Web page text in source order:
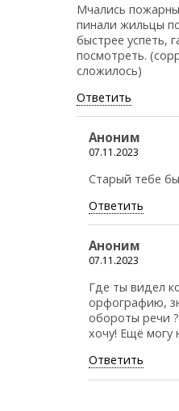
Мчались
пинали жильцы
быстрее успеть,
посмотреть.
сложилось)
Ответить
Аноним
07.11.2023
Старый тебе
Ответить
Аноним
07.11.2023
Где ты видел
орфографию,
обороты речи
хочу! Ещё могу
Ответить